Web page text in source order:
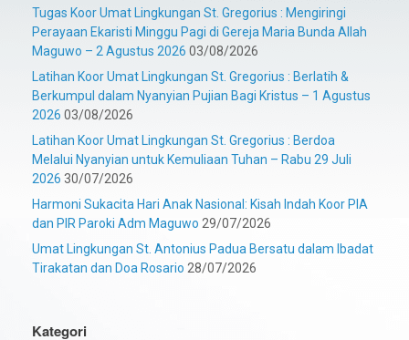
Tugas Koor Umat Lingkungan St. Gregorius : Mengiringi
Perayaan Ekaristi Minggu Pagi di Gereja Maria Bunda Allah
Maguwo – 2 Agustus 2026 03/08/2026
Latihan Koor Umat Lingkungan St. Gregorius : Berlatih &
Berkumpul dalam Nyanyian Pujian Bagi Kristus – 1 Agustus
2026 03/08/2026
Latihan Koor Umat Lingkungan St. Gregorius : Berdoa
Melalui Nyanyian untuk Kemuliaan Tuhan – Rabu 29 Juli
2026 30/07/2026
Harmoni Sukacita Hari Anak Nasional: Kisah Indah Koor PIA
dan PIR Paroki Adm Maguwo 29/07/2026
Umat Lingkungan St. Antonius Padua Bersatu dalam Ibadat
Tirakatan dan Doa Rosario 28/07/2026
Kategori